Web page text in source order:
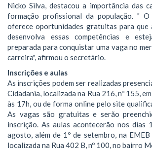
Nicko Silva, destacou a importância das
formação profissional da população. " O
oferece oportunidades gratuitas para que
desenvolva essas competências e
preparada para conquistar uma vaga no
carreira", afirmou o secretário.
Inscrições e aulas
As inscrições podem ser realizadas
Cidadania, localizada na Rua 216, nº 155,
às 17h, ou de forma online pelo site
As vagas são gratuitas e serão
inscrição. As aulas acontecerão nos dias
agosto, além de 1º de setembro, na
localizada na Rua 402 B, nº 100, no bairro